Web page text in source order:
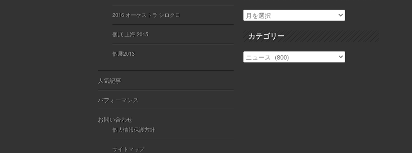
2016 オーケストラ シロクロ
個展 上海 2015
個展2013
人気記事
パフォーマンス
お問い合わせ
個人情報保護方針
サイトマップ
カテゴリー